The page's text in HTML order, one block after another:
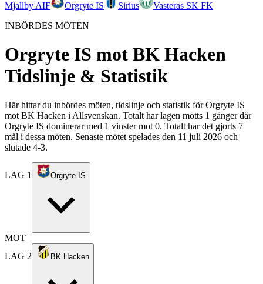
Mjallby AIF
Orgryte IS Sirius
Vasteras SK FK
INBÖRDES MÖTEN
Orgryte IS mot BK Hacken
Tidslinje & Statistik
Här hittar du inbördes möten, tidslinje och statistik för Orgryte IS
mot BK Hacken i Allsvenskan. Totalt har lagen mötts 1 gånger där
Orgryte IS dominerar med 1 vinster mot 0. Totalt har det gjorts 7
mål i dessa möten. Senaste mötet spelades den 11 juli 2026 och
slutade 4-3.
LAG 1 Orgryte IS
MOT
LAG 2
BK Hacken